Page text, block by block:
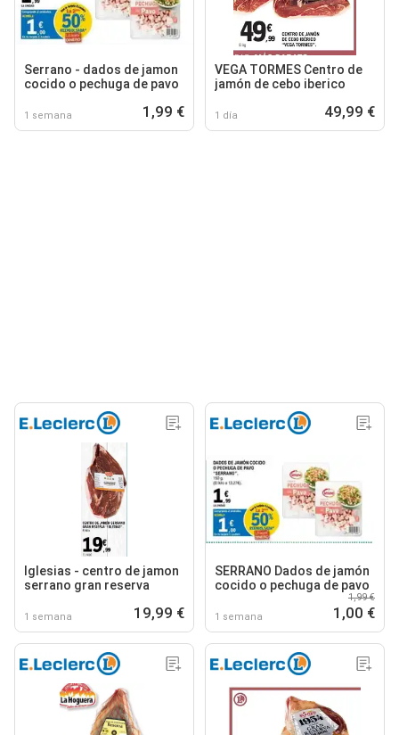
Serrano - dados de jamon
cocido o pechuga de pavo
1 semana 1,99 €
VEGA TORMES Centro de
jamón de cebo iberico
1 día 49,99 €
Iglesias - centro de jamon
serrano gran reserva
1 semana 19,99 €
SERRANO Dados de jamón
cocido o pechuga de pavo
1 semana
1,99 €
1,00 €